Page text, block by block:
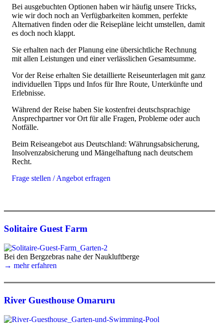
Bei ausgebuchten Optionen haben wir häufig unsere Tricks,
wie wir doch noch an Verfügbarkeiten kommen, perfekte
Alternativen finden oder die Reisepläne leicht umstellen, damit
es doch noch klappt.
Sie erhalten nach der Planung eine übersichtliche Rechnung
mit allen Leistungen und einer verlässlichen Gesamtsumme.
Vor der Reise erhalten Sie detaillierte Reiseunterlagen mit ganz
individuellen Tipps und Infos für Ihre Route, Unterkünfte und
Erlebnisse.
Während der Reise haben Sie kostenfrei deutschsprachige
Ansprechpartner vor Ort für alle Fragen, Probleme oder auch
Notfälle.
Beim Reiseangebot aus Deutschland: Währungsabsicherung,
Insolvenzabsicherung und Mängelhaftung nach deutschem
Recht.
Frage stellen / Angebot erfragen
Solitaire Guest Farm
Bei den Bergzebras nahe der Naukluftberge
→ mehr erfahren
River Guesthouse Omaruru